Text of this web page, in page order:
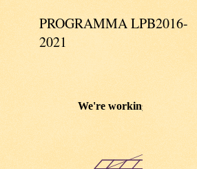
PROGRAMMA LPB2016-
2021